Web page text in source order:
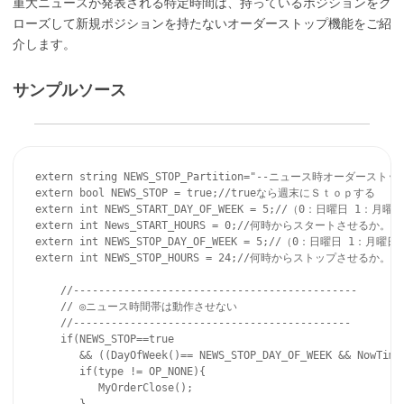
ローズして新規ポジションを持たないオーダーストップ機能をご紹
介します。
サンプルソース
extern string NEWS_STOP_Partition="--ニュース時オーダースト
extern bool NEWS_STOP = true;//trueなら週末にＳｔｏｐする
extern int NEWS_START_DAY_OF_WEEK = 5;//（0：日曜日 1：月
extern int News_START_HOURS = 0;//何時からスタートさせるか。指
extern int NEWS_STOP_DAY_OF_WEEK = 5;//（0：日曜日 1：月曜
extern int NEWS_STOP_HOURS = 24;//何時からストップさせるか。指
    //---------------------------------------------
    // ◎ニュース時間帯は動作させない
    //--------------------------------------------
    if(NEWS_STOP==true
&& ((DayOfWeek()== NEWS_STOP_DAY_OF_WEEK &&
       if(type != OP_NONE){
          MyOrderClose();